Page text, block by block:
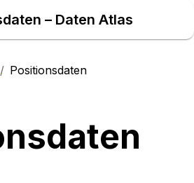
– Daten Atlas
/ Positionsdaten